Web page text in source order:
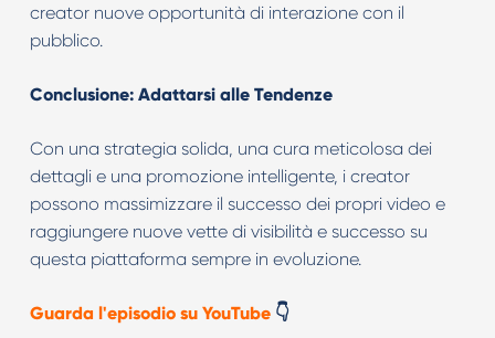
creator nuove opportunità di interazione con il
pubblico.
Conclusione: Adattarsi alle Tendenze
Con una strategia solida, una cura meticolosa dei
dettagli e una promozione intelligente, i creator
possono massimizzare il successo dei propri video e
raggiungere nuove vette di visibilità e successo su
questa piattaforma sempre in evoluzione.
Guarda l'episodio su YouTube👇